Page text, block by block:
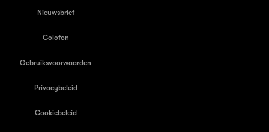
Nieuwsbrief
Colofon
Gebruiksvoorwaarden
Privacybeleid
Cookiebeleid